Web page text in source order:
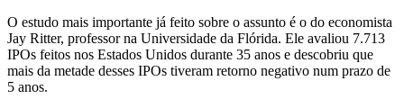
O estudo mais importante já feito sobre o assunto é o do economista
Jay Ritter, professor na Universidade da Flórida. Ele avaliou 7.713
IPOs feitos nos Estados Unidos durante 35 anos e descobriu que
mais da metade desses IPOs tiveram retorno negativo num prazo de
5 anos.